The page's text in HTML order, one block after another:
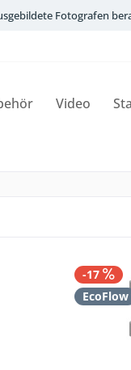
Fotografen
Video
-17
EcoFlow